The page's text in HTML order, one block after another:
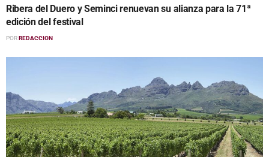
Ribera del Duero y Seminci renuevan su alianza para la 71ª
edición del festival
PORREDACCION